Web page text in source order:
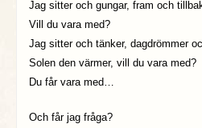
Jag sitter och gungar, fram och
Vill du vara med?
Jag sitter och tänker, dagdrömmer
Solen den värmer, vill du vara med?
Du får vara med…
Och får jag fråga?